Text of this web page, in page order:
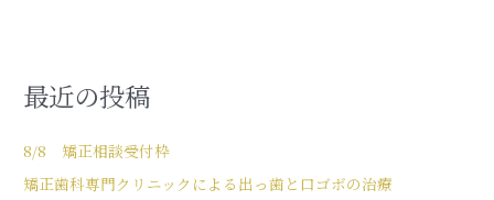
最近の投稿
8/8 矯正相談受付枠
矯正歯科専門クリニックによる出っ歯と口ゴボの治療